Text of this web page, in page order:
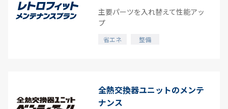
主要パーツを入れ替えて性能アッ
プ
省エネ 整備
全熱交換器ユニットのメンテ
ナンス